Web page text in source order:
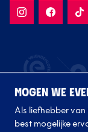
MOGEN WE
Als liefhebber van
best mogelijke